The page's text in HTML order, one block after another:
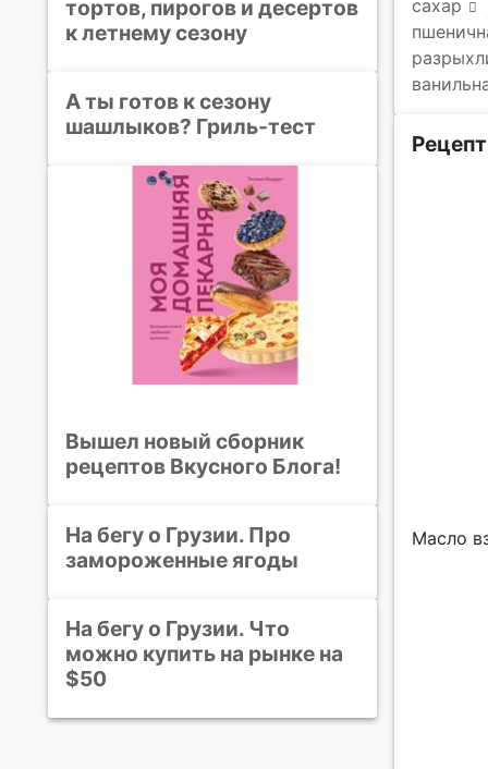
сахар
Масло
тортов, пирогов и десертов
к летнему сезону
А ты готов к сезону
шашлыков? Гриль-тест
Вышел новый сборник
рецептов Вкусного Блога!
На бегу о Грузии. Про
замороженные ягоды
На бегу о Грузии. Что
можно купить на рынке на
$50